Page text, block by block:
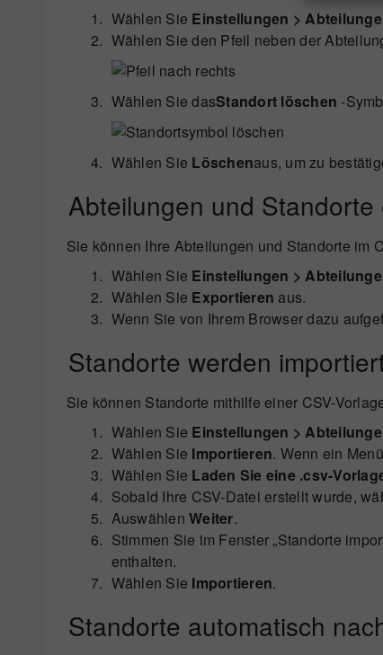
Wählen Sie Einstellungen >
Wählen Sie den Pfeil neben der
Wählen Sie dasStandort löschen -
Wählen Sie Löschenaus, um zu
Abteilungen und Standorte
Sie können Ihre Abteilungen und Standorte im
Wählen Sie Einstellungen >
Wählen Sie Exportieren aus.
Wenn Sie von Ihrem Browser dazu
Standorte werden
Sie können Standorte mithilfe einer CSV-
Wählen Sie Einstellungen >
Wählen Sie Importieren. Wenn ein
Wählen Sie Laden Sie eine .csv-
Sobald Ihre CSV-Datei erstellt wurde,
Auswählen Weiter.
Stimmen Sie im Fenster „Standorte
enthalten.
Wählen Sie Importieren.
Standorte automatisch